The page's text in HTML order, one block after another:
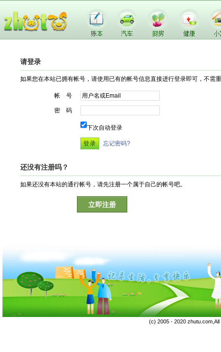
请登录
如果您在本站已拥有帐号，请使用已有的帐号信息直接进行登录即可，不需
帐 号
密 码
下次自动登录
忘记密码?
还没有注册吗？
如果还没有本站的通行帐号，请先注册一个属于自己的帐号吧。
立即注册
(c) 2005 - 2020